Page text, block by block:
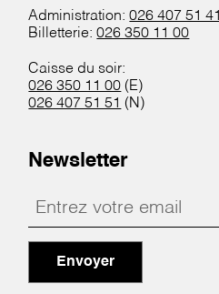
Administration:026 407 51 41
Billetterie:026 350 11 00
Caisse du soir:
026 350 11 00 (E)
026 407 51 51 (N)
Newsletter
Envoyer